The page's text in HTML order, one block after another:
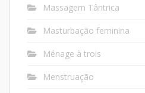
Massagem Tântrica
Masturbação feminina
Ménage à trois
Menstruação